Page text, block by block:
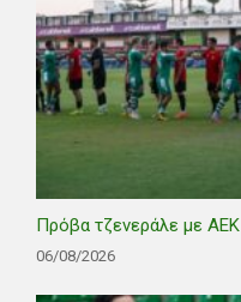
Πρόβα τζενεράλε με ΑΕΚ
06/08/2026